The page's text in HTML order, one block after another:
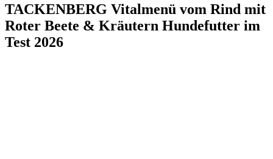
TACKENBERG Vitalmenü vom Rind mit
Roter Beete & Kräutern Hundefutter im
Test 2026